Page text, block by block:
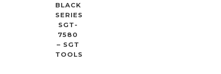
BLACK
SERIES
SGT-
7580
– SGT
TOOLS